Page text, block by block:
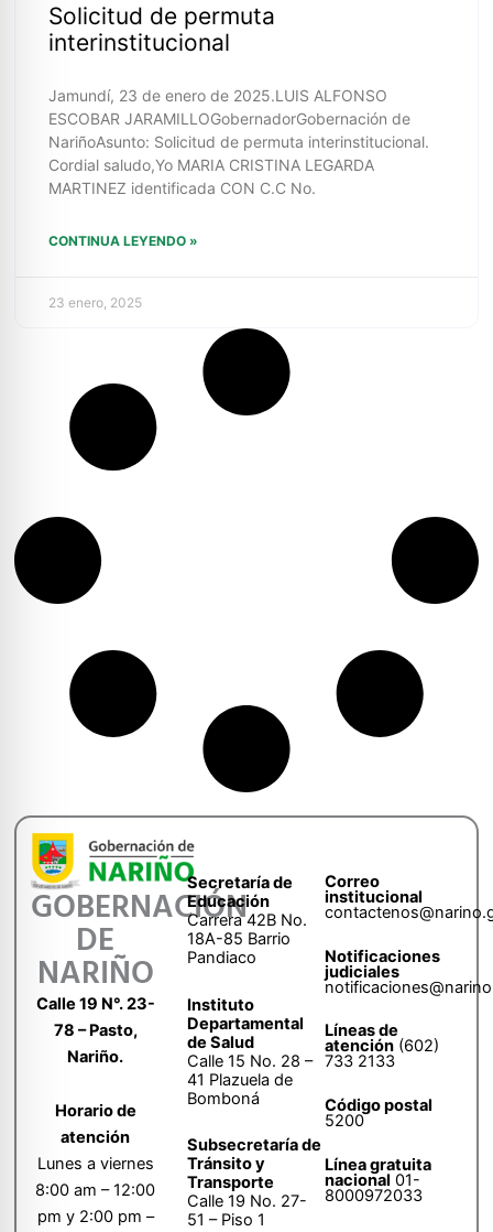
Solicitud de permuta
interinstitucional
Jamundí, 23 de enero de 2025.LUIS ALFONSO
ESCOBAR JARAMILLOGobernadorGobernación de
NariñoAsunto: Solicitud de permuta interinstitucional.
Cordial saludo,Yo MARIA CRISTINA LEGARDA
MARTINEZ identificada CON C.C No.
CONTINUA LEYENDO »
23 enero, 2025
GOBERNACIÓN
DE
NARIÑO
Calle 19 N°. 23-
78 – Pasto,
Nariño.
Horario de
atención
Lunes a viernes
8:00 am – 12:00
pm y 2:00 pm –
Secretaría de
Educación
Carrera 42B No.
18A-85 Barrio
Pandiaco
Instituto
Departamental
de Salud
Calle 15 No. 28 –
41 Plazuela de
Bomboná
Subsecretaría de
Tránsito y
Transporte
Calle 19 No. 27-
51 – Piso 1
Correo
institucional
Notificaciones
judiciales
Líneas de
atención (602)
733 2133
Código postal
5200
Línea gratuita
nacional 01-
8000972033